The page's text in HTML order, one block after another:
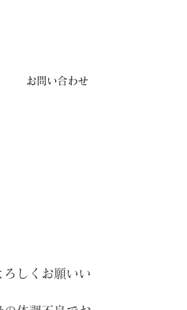
お問い合わせ
しくお願いい